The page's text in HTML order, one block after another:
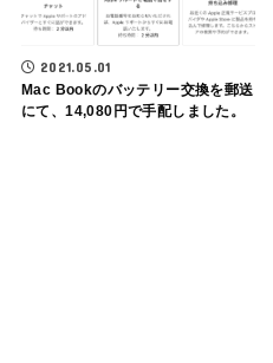
2021.05.01
Mac Bookのバッテリー交換を郵送
にて、14,080円で手配しました。